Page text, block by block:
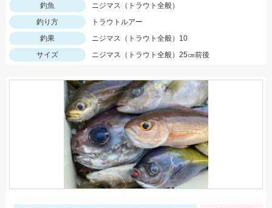
釣魚
ニジマス（トラウト全般）
釣り方
トラウトルアー
釣果
ニジマス（トラウト全般）10
サイズ
ニジマス（トラウト全般）25㎝前後